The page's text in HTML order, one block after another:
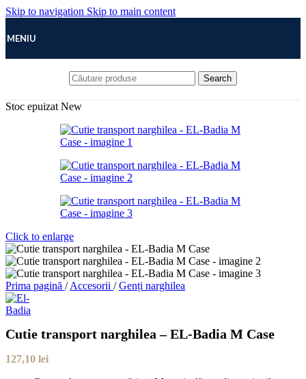
Skip to navigation Skip to main content
MENIU
Search
Stoc epuizat New
Click to enlarge
Prima pagină / Accesorii / Genți narghilea
Cutie transport narghilea – EL-Badia M Case
127,10 lei